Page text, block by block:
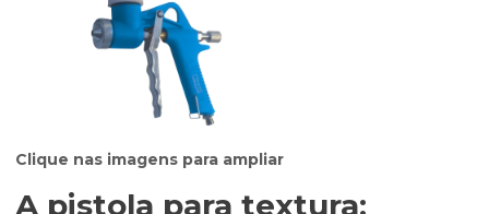
Clique nas imagens para ampliar
A pistola para textura: